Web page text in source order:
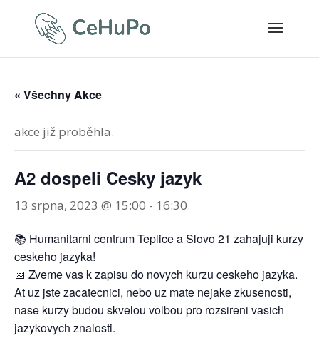
« Všechny Akce
akce již proběhla.
A2 dospeli Cesky jazyk
13 srpna, 2023 @ 15:00 - 16:30
📚 Humanitarni centrum Teplice a Slovo 21 zahajuji kurzy
ceskeho jazyka!
📅 Zveme vas k zapisu do novych kurzu ceskeho jazyka.
At uz jste zacatecnici, nebo uz mate nejake zkusenosti,
nase kurzy budou skvelou volbou pro rozsireni vasich
jazykovych znalosti.